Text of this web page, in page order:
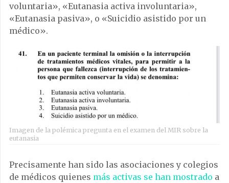
voluntaria», «Eutanasia activa involuntaria»,
«Eutanasia pasiva», o «Suicidio asistido por un
médico».
Imagen de la polémica pregunta en el examen del MIR sobre la
eutanasia
Precisamente han sido las asociaciones y colegios
de médicos quienes más activas se han mostrado a